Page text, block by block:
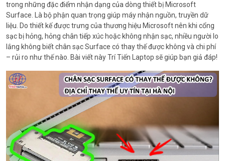
trong những đặc điểm nhận dạng của dòng thiết bị Microsoft
Surface. Là bộ phận quan trọng giúp máy nhận nguồn, truyền dữ
liệu. Do thiết kế được trưng của thương hiệu Microsoft nên khi cổng
sạc bị hỏng, hỏng chân tiếp xúc hoặc không nhận sạc, nhiều người lo
lắng không biết chân sạc Surface có thay thế được không và chi phí
– rủi ro như thế nào. Bài viết này Trí Tiến Laptop sẽ giúp bạn giả đáp!